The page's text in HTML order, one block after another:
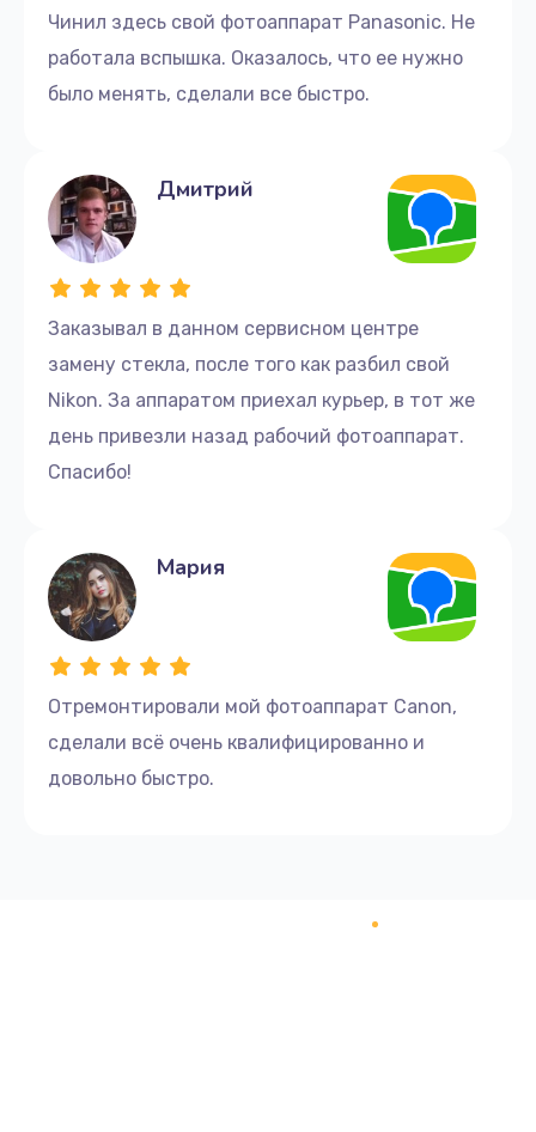
Чинил здесь свой фотоаппарат Panasonic. Не
работала вспышка. Оказалось, что ее нужно
было менять, сделали все быстро.
Заказывал в данном сервисном центре
замену стекла, после того как разбил свой
Nikon. За аппаратом приехал курьер, в тот же
день привезли назад рабочий фотоаппарат.
Спасибо!
Дмитрий
Отремонтировали мой фотоаппарат Canon,
сделали всё очень квалифицированно и
довольно быстро.
Мария